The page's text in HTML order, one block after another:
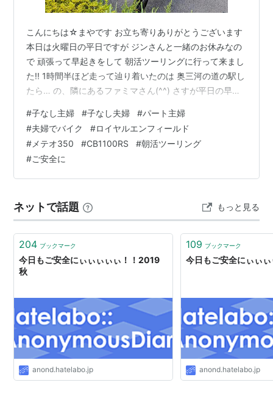
こんにちは☆まやです お立ち寄りありがとうございます
本日は火曜日の平日ですが ジンさんと一緒のお休みなの
で 頑張って早起きをして 朝活ツーリングに行って来まし
た!! 1時間半ほど走って辿り着いたのは 奥三河の道の駅し
たら… の、隣にあるファミマさん(^^) さすが平日の早朝
けでした(^^;) 休憩がてら朝ごはんお外で食べるおにぎり
最高でございます(*´Д｀)ｳﾏ 早朝の山は 良きお天気でご
ざいましたお昼頃から雨予報が出てるから ズレ込まずに
走れてよかったです♪ 今日の走行距離は約150キロ 近場
の山をぐるっと回って来ました最近全然走れて…
#子なし主婦 #子なし夫婦 #パート主婦
#夫婦でバイク #ロイヤルエンフィールド
# メテオ350 #CB1100RS #朝活ツーリング
#ご安全に
ネットで話題 もっと見る
204 ブックマーク
今日もご安全にぃぃぃぃぃ！！2019
秋
anond.hatelabo.jp
109 ブックマーク
今日もご安全にぃぃ
anond.hatelabo.jp